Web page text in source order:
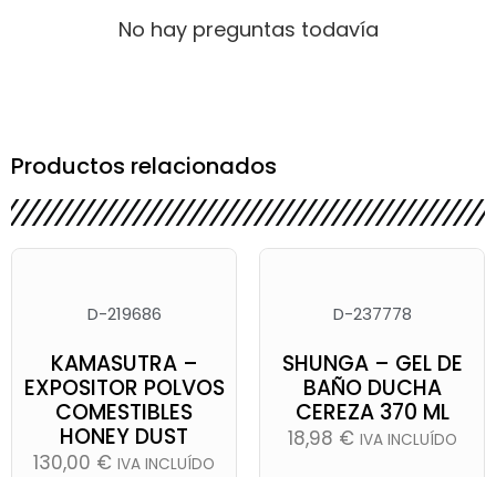
No hay preguntas todavía
Productos relacionados
D-219686
KAMASUTRA –
EXPOSITOR POLVOS
COMESTIBLES
HONEY DUST
130,00 € IVA INCLUÍDO
D-237778
SHUNGA – GEL DE
BAÑO DUCHA
CEREZA 370 ML
18,98 € IVA INCLUÍDO